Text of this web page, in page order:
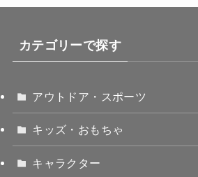
カテゴリーで探す
アウトドア・スポーツ
キッズ・おもちゃ
キャラクター